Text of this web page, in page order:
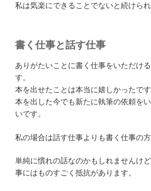
私は気楽にできることでないと続けられ
書く仕事と話す仕事
ありがたいことに書く仕事をいただけ
す。
本を出せたことは本当に嬉しかったです
本を出した今でも新たに執筆の依頼を
いです。
私の場合は話す仕事よりも書く仕事の方
単純に慣れの話なのかもしれませんけ
事にはものすごく抵抗があります。